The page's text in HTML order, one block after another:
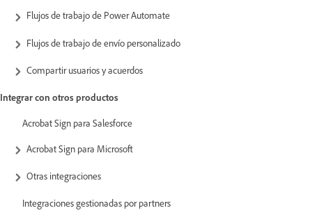
Flujos de trabajo de Power Automate
Flujos de trabajo de envío personalizado
Compartir usuarios y acuerdos
Integrar con otros productos
Acrobat Sign para Salesforce
Acrobat Sign para Microsoft
Otras integraciones
Integraciones gestionadas por partners